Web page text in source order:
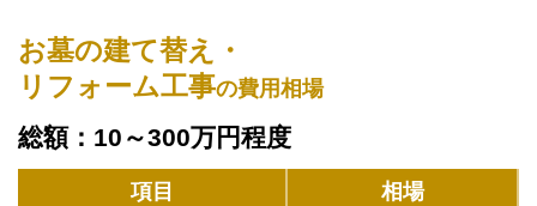
お墓の建て替え・
リフォーム工事の費用相場
総額：10～300万円程度
項目
相場